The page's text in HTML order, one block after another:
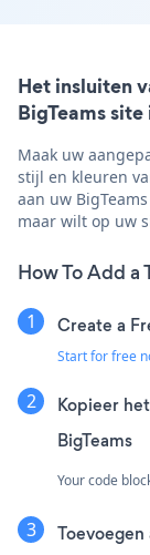
Het insluiten
BigTeams
Maak uw
stijl en kleuren
aan uw
maar wilt op uw
How To Add a
Create a
Start for free
Kopieer
BigTeams
Your code